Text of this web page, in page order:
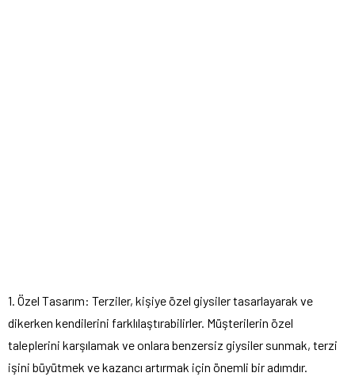
1. Özel Tasarım: Terziler, kişiye özel giysiler tasarlayarak ve
dikerken kendilerini farklılaştırabilirler. Müşterilerin özel
taleplerini karşılamak ve onlara benzersiz giysiler sunmak, terzi
işini büyütmek ve kazancı artırmak için önemli bir adımdır.